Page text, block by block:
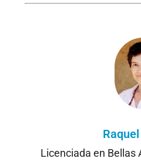
Licenciada en Bellas